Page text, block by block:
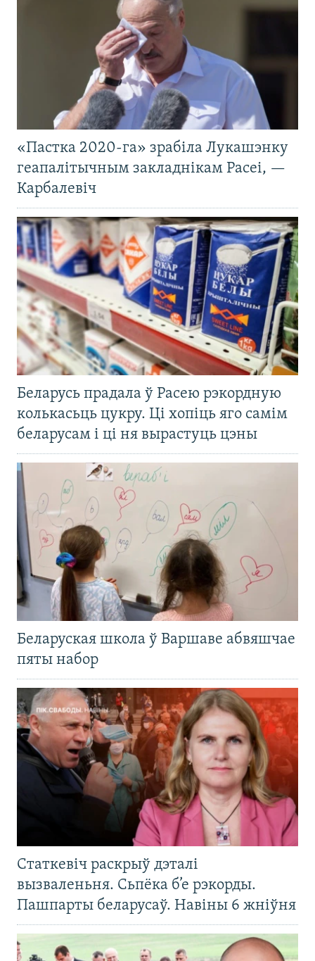
«Пастка 2020-га» зрабіла Лукашэнку
геапалітычным закладнікам Расеі, —
Карбалевіч
Беларусь прадала ў Расею рэкордную
колькасьць цукру. Ці хопіць яго самім
беларусам і ці ня вырастуць цэны
Беларуская школа ў Варшаве абвяшчае
пяты набор
Статкевіч раскрыў дэталі
вызваленьня. Сьпёка б’е рэкорды.
Пашпарты беларусаў. Навіны 6 жніўня